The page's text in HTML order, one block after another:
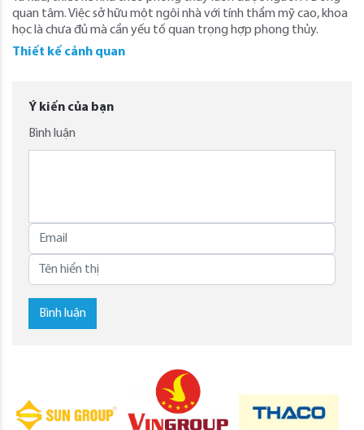
quan tâm. Việc sở hữu một ngôi nhà với tính thẩm mỹ cao, khoa
học là chưa đủ mà cần yếu tố quan trọng hợp phong thủy.
Thiết kế cảnh quan
Ý kiến của bạn
Bình luận
Bình luận